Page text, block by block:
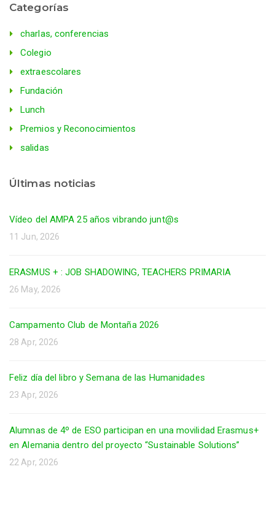
Categorías
charlas, conferencias
Colegio
extraescolares
Fundación
Lunch
Premios y Reconocimientos
salidas
Últimas noticias
Vídeo del AMPA 25 años vibrando junt@s
11 Jun, 2026
ERASMUS + : JOB SHADOWING, TEACHERS PRIMARIA
26 May, 2026
Campamento Club de Montaña 2026
28 Apr, 2026
Feliz día del libro y Semana de las Humanidades
23 Apr, 2026
Alumnas de 4º de ESO participan en una movilidad Erasmus+
en Alemania dentro del proyecto “Sustainable Solutions”
22 Apr, 2026